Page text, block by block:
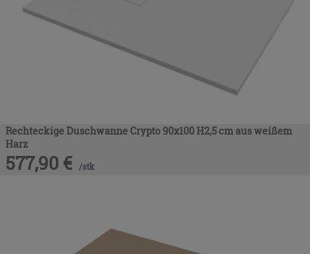
Rechteckige Duschwanne Crypto 90x100 H2,5 cm aus weißem
Harz
577,90 € /stk